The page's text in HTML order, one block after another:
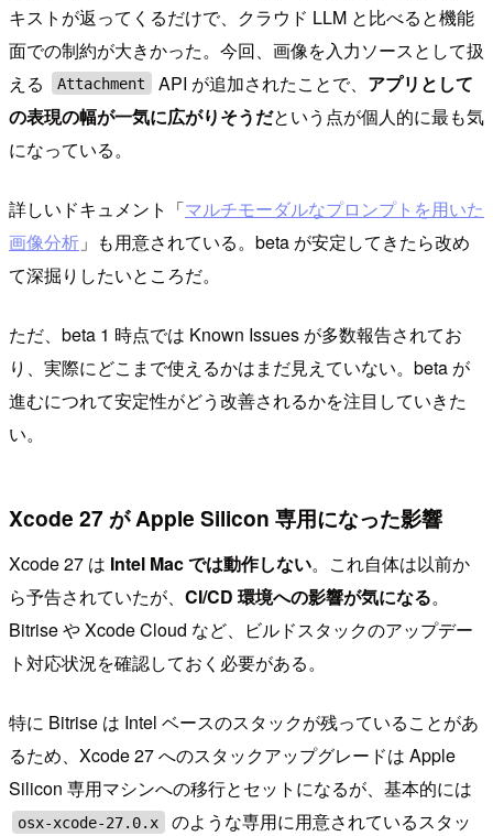
キストが返ってくるだけで、クラウド LLM と比べると機能
面での制約が大きかった。今回、画像を入力ソースとして扱
える
Attachment API が追加されたことで、 アプリとして
の表現の幅が一気に広がりそうだという点が個人的に最も気
になっている。
詳しいドキュメント「マルチモーダルなプロンプトを用いた
画像分析 」も用意されている。beta が安定してきたら改め
て深掘りしたいところだ。
ただ、beta 1 時点では Known Issues が多数報告されてお
り、実際にどこまで使えるかはまだ見えていない。beta が
進むにつれて安定性がどう改善されるかを注目していきた
い。
Xcode 27 が Apple Silicon 専用になった影響
Xcode 27 は Intel Mac では動作しない。これ自体は以前か
ら予告されていたが、 CI/CD 環境への影響が気になる。
Bitrise や Xcode Cloud など、ビルドスタックのアップデー
ト対応状況を確認しておく必要がある。
特に Bitrise は Intel ベースのスタックが残っていることがあ
るため、Xcode 27 へのスタックアップグレードは Apple
Silicon 専用マシンへの移行とセットになるが、基本的には
osx-xcode-27.0.x
のような専用に用意されているスタッ